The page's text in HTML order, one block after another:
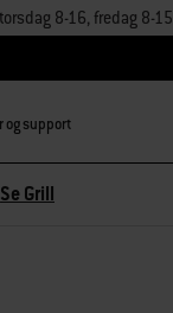
8-16, fredag 8-15
og support
Se Grill